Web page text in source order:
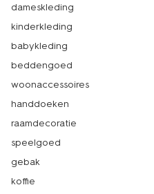
dameskleding
kinderkleding
babykleding
beddengoed
woonaccessoires
handdoeken
raamdecoratie
speelgoed
gebak
koffie